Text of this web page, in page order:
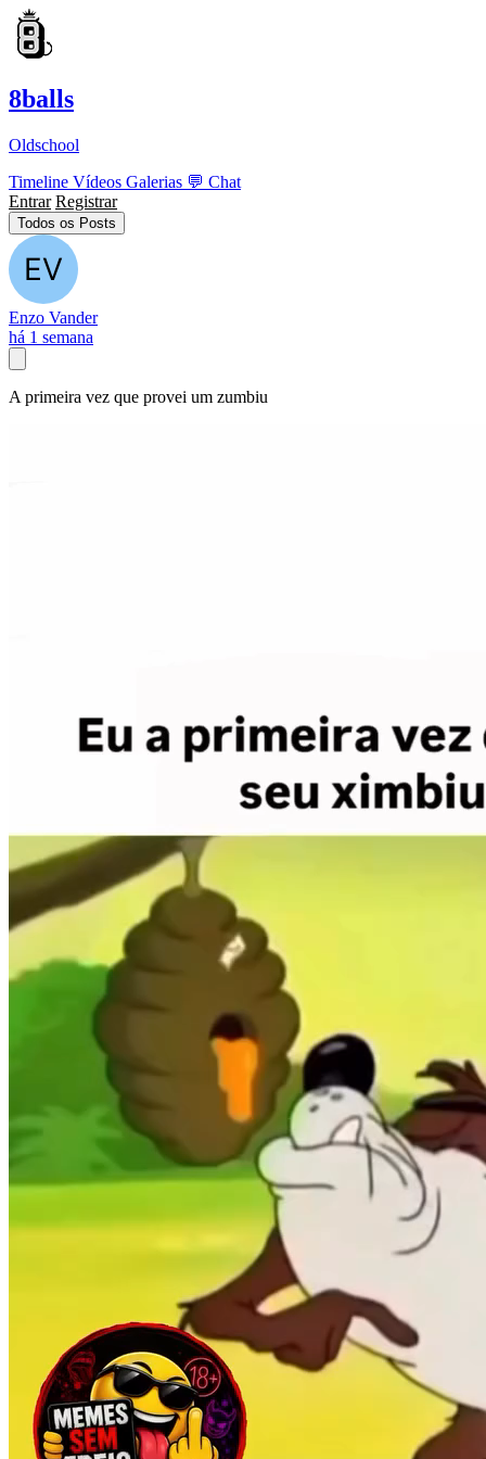
8balls
Oldschool
Timeline Vídeos Galerias 💬 Chat
Entrar Registrar
Todos os Posts
Enzo Vander
há 1 semana
A primeira vez que provei um zumbiu